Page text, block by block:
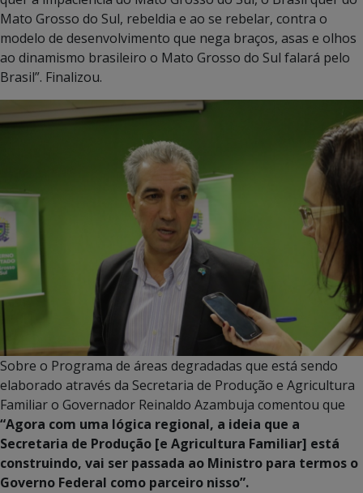
Mato Grosso do Sul, rebeldia e ao se rebelar, contra o
modelo de desenvolvimento que nega braços, asas e olhos
ao dinamismo brasileiro o Mato Grosso do Sul falará pelo
Brasil”. Finalizou.
Sobre o Programa de áreas degradadas que está sendo
elaborado através da Secretaria de Produção e Agricultura
Familiar o Governador Reinaldo Azambuja comentou que
“Agora com uma lógica regional, a ideia que a
Secretaria de Produção [e Agricultura Familiar] está
construindo, vai ser passada ao Ministro para termos o
Governo Federal como parceiro nisso”.